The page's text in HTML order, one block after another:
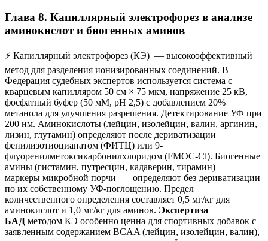
Глава 8. Капиллярный электрофорез в анализе
аминокислот и биогенных аминов
⚡ Капиллярный электрофорез (КЭ) — высокоэффективный
метод для разделения ионизированных соединений. В
Федерация судебных экспертов используется система с
кварцевым капилляром 50 см × 75 мкм, напряжение 25 кВ,
фосфатный буфер (50 мМ, pH 2,5) с добавлением 20%
метанола для улучшения разрешения. Детектирование УФ при
200 нм. Аминокислоты (лейцин, изолейцин, валин, аргинин,
лизин, глутамин) определяют после дериватизации
фенилизотиоцианатом (ФИТЦ) или 9-
флуоренилметоксикарбонилхлоридом (FMOC-Cl). Биогенные
амины (гистамин, путресцин, кадаверин, тирамин) —
маркеры микробной порчи — определяют без дериватизации
по их собственному УФ-поглощению. Предел
количественного определения составляет 0,5 мг/кг для
аминокислот и 1,0 мг/кг для аминов. Экспертиза
БАД методом КЭ особенно ценна для спортивных добавок с
заявленным содержанием BCAA (лейцин, изолейцин, валин),